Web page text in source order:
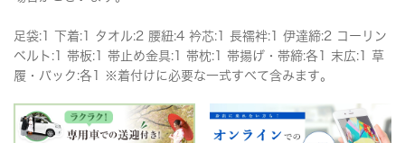
足袋:1 下着:1 タオル:2 腰紐:4 衿芯:1 長襦袢:1 伊達締:2 コーリン
ベルト:1 帯板:1 帯止め金具:1 帯枕:1 帯揚げ・帯締:各1 末広:1 草
履・バック:各1 ※着付けに必要な一式すべて含みます。